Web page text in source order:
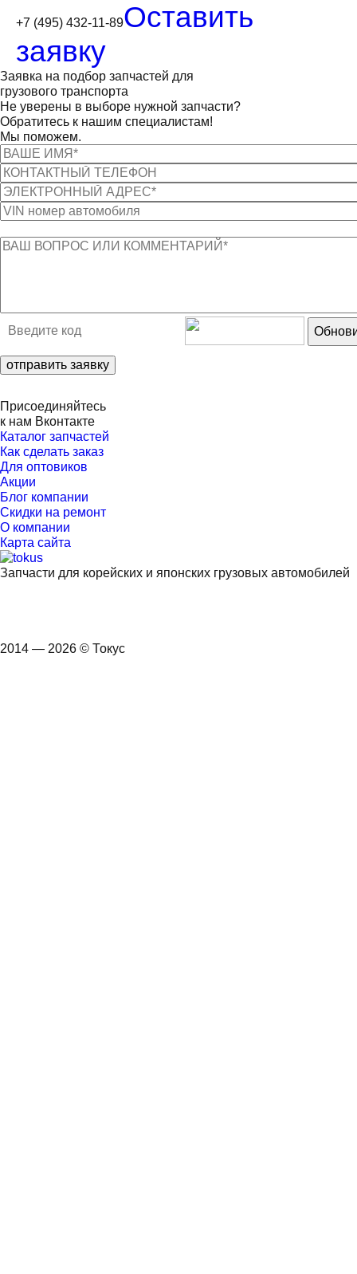
+7 (495) 432-11-89Оставить
заявку
Заявка на подбор запчастей для
грузового транспорта
Не уверены в выборе нужной запчасти?
Обратитесь к нашим специалистам!
Мы поможем.
отправить заявку
Присоединяйтесь
к нам Вконтакте
Каталог запчастей
Как сделать заказ
Для оптовиков
Акции
Блог компании
Скидки на ремонт
О компании
Карта сайта
Запчасти для корейских и японских грузовых автомобилей
2014 — 2026 © Токус